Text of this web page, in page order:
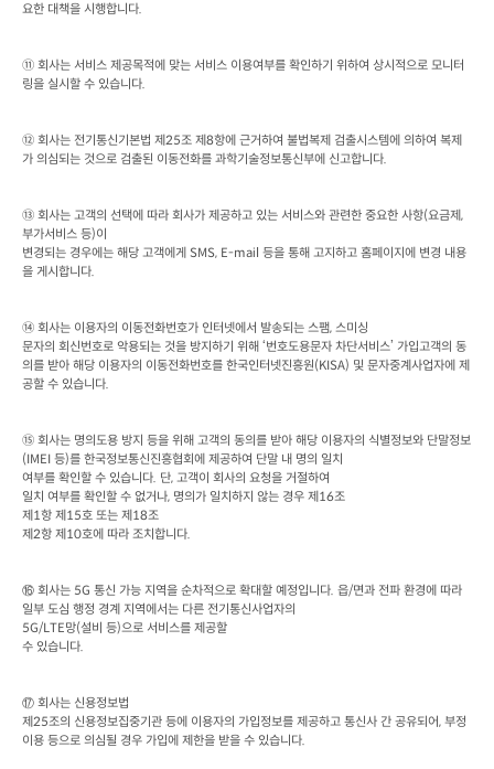
요한 대책을 시행합니다.
⑪ 회사는 서비스 제공목적에 맞는 서비스 이용여부를 확인하기 위하여 상시적으로 모니터
링을 실시할 수 있습니다.
⑫ 회사는 전기통신기본법 제 25조 제 8항에 근거하여 불법복제 검출시스템에 의하여 복제
가 의심되는 것으로 검출된 이동전화를 과학기술정보통신부에 신고합니다.
⑬ 회사는 고객의 선택에 따라 회사가 제공하고 있는 서비스와 관련한 중요한 사항(요금제
부가서비스 등)이
변경되는 경우에는 해당 고객에게 SMS, E-mail 등을 통해 고지하고 홈페이지에 변경 내용
을 게시합니다.
⑭ 회사는 이용자의 이동전화번호가 인터넷에서 발송되는 스팸, 스미싱
문자의 회신번호로 악용되는 것을 방지하기 위해 ‘번호도용문자 차단서비스’ 가입고객의 동
의를 받아 해당 이용자의 이동전화번호를 한국인터넷진흥원(KISA) 및 문자중계사업자에 제
공할 수 있습니다.
⑮ 회사는 명의도용 방지 등을 위해 고객의 동의를 받아 해당 이용자의 식별정보와 단말정보
(IMEI 등)를 한국정보통신진흥협회에 제공하여 단말 내 명의 일치
여부를 확인할 수 있습니다. 단, 고객이 회사의 요청을 거절하여
일치 여부를 확인할 수 없거나, 명의가 일치하지 않는 경우 제 16조
제 1항 제 15호 또는 제 18조
제 2항 제 10호에 따라 조치합니다.
⑯ 회사는 5G 통신 가능 지역을 순차적으로 확대할 예정입니다. 읍/면과 전파 환경에 따라
일부 도심 행정 경계 지역에서는 다른 전기통신사업자의
5G/LTE망(설비 등)으로 서비스를 제공할
수 있습니다.
⑰ 회사는 신용정보법
제 25조의 신용정보집중기관 등에 이용자의 가입정보를 제공하고 통신사 간 공유되어, 부정
이용 등으로 의심될 경우 가입에 제한을 받을 수 있습니다.